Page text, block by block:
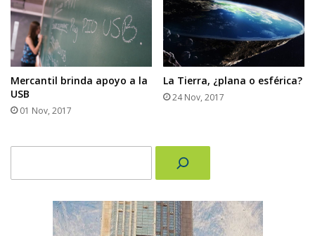
Mercantil brinda apoyo a la
USB
01 Nov, 2017
La Tierra, ¿plana o esférica?
24 Nov, 2017